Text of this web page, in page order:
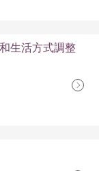
生活方式調整